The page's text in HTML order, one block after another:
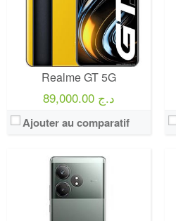
Realme GT 5G
89,000.00 د.ج
Ajouter au comparatif